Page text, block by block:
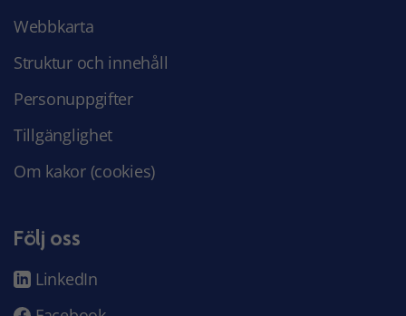
Webbkarta
Struktur och innehåll
Personuppgifter
Tillgänglighet
Om kakor (cookies)
Följ oss
LinkedIn